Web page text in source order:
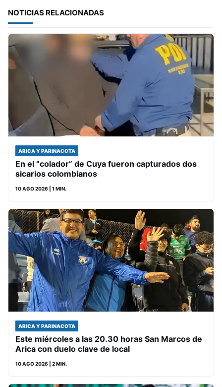
NOTICIAS RELACIONADAS
ARICA Y PARINACOTA
En el “colador” de Cuya fueron capturados dos
sicarios colombianos
10 AGO 2026 | 1 MIN.
ARICA Y PARINACOTA
Este miércoles a las 20.30 horas San Marcos de
Arica con duelo clave de local
10 AGO 2026 | 2 MIN.